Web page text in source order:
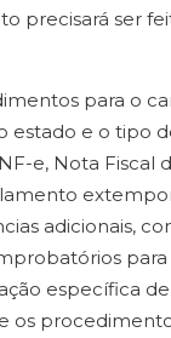
precisará ser
para o
e o tipo
e, Nota Fiscal
adicionais,
específica
os